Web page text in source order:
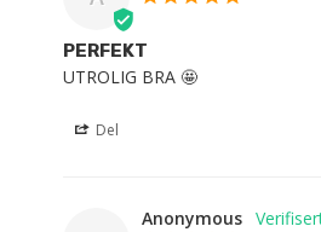
PERFEKT
UTROLIG BRA 🤩
Del
Anonymous